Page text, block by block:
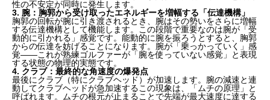
性の不安定が同時に発生します。
3. 腕：胸郭から受け取ったエネルギーを増幅する「伝達機構」
胸郭の回転が腕に引き渡されるとき、腕はその勢いをさらに増幅
する伝達機構として機能します。この段階で重要なのは腕が「受
動的に引かれる」感覚です。能動的に腕を振ろうとすると、胸郭
からの伝達を妨げることになります。腕が「乗っかっていく」感
覚——これが熟練ゴルファーが「腕を使っていない感覚」と表現
する状態の物理的実態です。
4. クラブ：最終的な角速度の爆発点
最後にクラブ（特にクラブヘッド）が加速します。腕の減速と連
動してクラブヘッドが急加速するこの現象は、「ムチの原理」と
呼ばれます。ムチの根元が止まることで先端が最大速度に達する